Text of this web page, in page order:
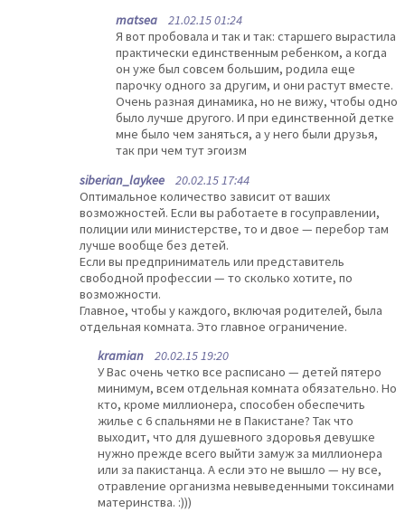
matsea 21.02.15 01:24
Я вот пробовала и так и так: старшего вырастила
практически единственным ребенком, а когда
он уже был совсем большим, родила еще
парочку одного за другим, и они растут вместе.
Очень разная динамика, но не вижу, чтобы одно
было лучше другого. И при единственной детке
мне было чем заняться, а у него были друзья,
так при чем тут эгоизм
siberian_laykee 20.02.15 17:44
Оптимальное количество зависит от ваших
возможностей. Если вы работаете в госуправлении,
полиции или министерстве, то и двое — перебор там
лучше вообще без детей.
Если вы предприниматель или представитель
свободной профессии — то сколько хотите, по
возможности.
Главное, чтобы у каждого, включая родителей, была
отдельная комната. Это главное ограничение.
kramian 20.02.15 19:20
У Вас очень четко все расписано — детей пятеро
минимум, всем отдельная комната обязательно. Но
кто, кроме миллионера, способен обеспечить
жилье с 6 спальнями не в Пакистане? Так что
выходит, что для душевного здоровья девушке
нужно прежде всего выйти замуж за миллионера
или за пакистанца. А если это не вышло — ну все,
отравление организма невыведенными токсинами
материнства. :)))